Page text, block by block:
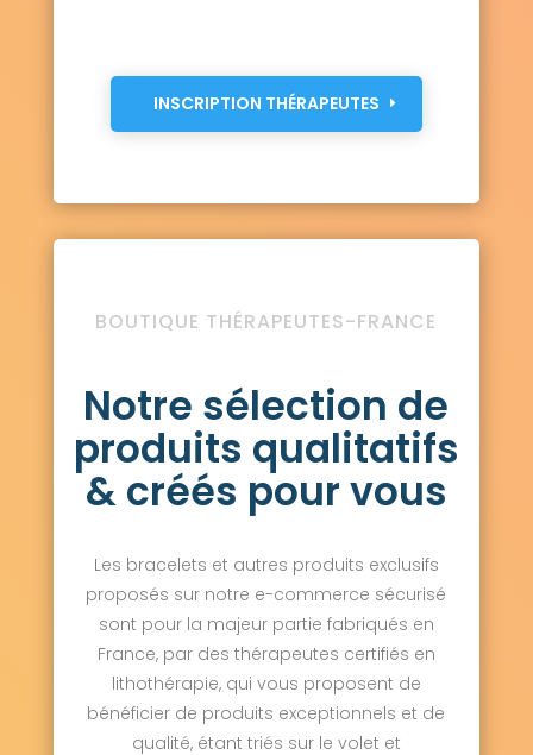
INSCRIPTION THÉRAPEUTES
BOUTIQUE THÉRAPEUTES-FRANCE
Notre sélection de
produits qualitatifs
& créés pour vous
Les bracelets et autres produits exclusifs
proposés sur notre e-commerce sécurisé
sont pour la majeur partie fabriqués en
France, par des thérapeutes certifiés en
lithothérapie, qui vous proposent de
bénéficier de produits exceptionnels et de
qualité, étant triés sur le volet et